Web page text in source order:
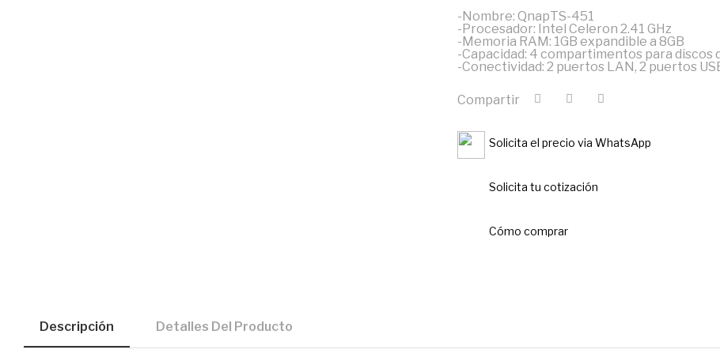
-Nombre: QnapTS-451
-Procesador: Intel Celeron 2.41 GHz
-Memoria RAM: 1GB expandible a 8GB
-Capacidad: 4 compartimentos para discos
-Conectividad: 2 puertos LAN, 2 puertos
Compartir
Solicita el precio via WhatsApp
Solicita tu cotización
Cómo comprar
Descripción Detalles Del Producto